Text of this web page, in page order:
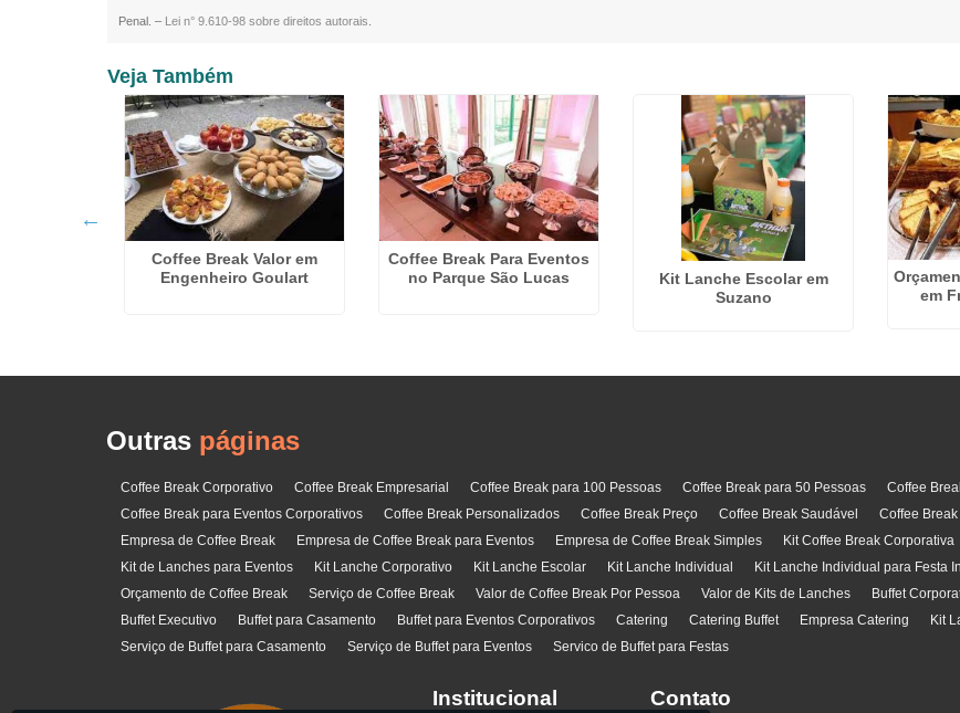
Penal. – Lei n° 9.610-98 sobre direitos autorais
Veja Também
Coffee Break Valor em
Engenheiro Goulart
Coffee Break Para Eventos
no Parque São Lucas
Kit Lanche Escolar em
Suzano
em
Outras páginas
Coffee Break Corporativo Coffee Break Empresarial Coffee Break para 100 Pessoas Coffee Break para 50 Pessoas Coffee
Coffee Break para Eventos Corporativos
Coffee Break Personalizados Coffee Break Preço Coffee Break Saudável Coffee Break
Empresa de Coffee Break
Empresa de Coffee Break para Eventos Empresa de Coffee Break Simples Kit Coffee Break Corporativa
Kit de Lanches para Eventos
Kit Lanche Corporativo Kit Lanche Escolar Kit Lanche Individual Kit Lanche Individual para Festa
Orçamento de Coffee Break
Serviço de Coffee Break Valor de Coffee Break Por Pessoa Valor de Kits de Lanches Buffet
Buffet Executivo
Buffet para Casamento Buffet para Eventos Corporativos Catering Catering Buffet Empresa Catering Kit
Serviço de Buffet para Casamento
Serviço de Buffet para Eventos Servico de Buffet para Festas
Institucional Contato